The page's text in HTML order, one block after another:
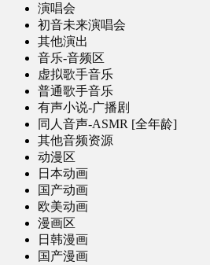
演唱会
初音未来演唱会
其他演出
音乐-音频区
虚拟歌手音乐
普通歌手音乐
有声小说-广播剧
同人音声-ASMR [全年龄]
其他音频资源
动漫区
日本动画
国产动画
欧美动画
漫画区
日韩漫画
国产漫画